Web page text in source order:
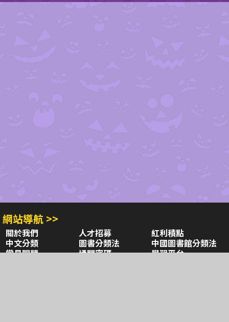
網站導航 >>
關於我們 人才招募
紅利積點
中文分類
圖書分類法
中國圖書館分類法
常見問題
通關密碼
學習平台